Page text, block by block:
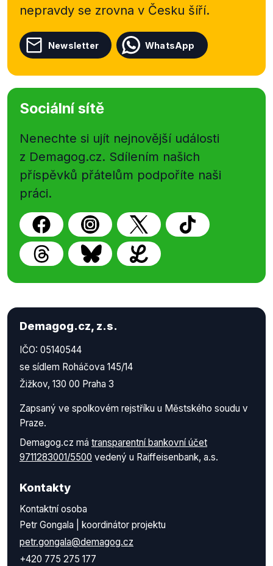
nepravdy se zrovna v Česku šíří.
Newsletter WhatsApp
Sociální sítě
Nenechte si ujít nejnovější události
z Demagog.cz. Sdílením našich
příspěvků přátelům podpoříte naši
práci.
Demagog.cz, z.s.
IČO: 05140544
se sídlem Roháčova 145/14
Žižkov, 130 00 Praha 3
Zapsaný ve spolkovém rejstříku u Městského soudu v
Praze.
Demagog.cz má transparentní bankovní účet
9711283001/5500 vedený u Raiffeisenbank, a.s.
Kontakty
Kontaktní osoba
Petr Gongala | koordinátor projektu
petr.gongala@demagog.cz
+420 775 275 177